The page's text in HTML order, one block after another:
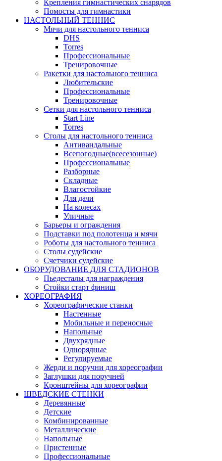
Крепления гимнастических снарядов
Помосты для гимнастики
НАСТОЛЬНЫЙ ТЕННИС
Мячи для настольного тенниса
DHS
Torres
Профессиональные
Тренировочные
Ракетки для настольного тенниса
Любительские
Профессиональные
Тренировочные
Сетки для настольного тенниса
Start Line
Torres
Столы для настольного тенниса
Антивандальные
Всепогодные(всесезонные)
Профессиональные
Разборные
Складные
Влагостойкие
Для дачи
На колесах
Уличные
Барьеры и ограждения
Подставки под полотенца и мячи
Роботы для настольного тенниса
Столы судейские
Счетчики судейские
ОБОРУДОВАНИЕ ДЛЯ СТАДИОНОВ
Пьедесталы для награждения
Стойки старт финиш
ХОРЕОГРАФИЯ
Хореографические станки
Настенные
Мобильные и переносные
Напольные
Двухрядные
Однорядные
Регулируемые
Жерди и поручни для хореографии
Заглушки для поручней
Кронштейны для хореографии
ШВЕДСКИЕ СТЕНКИ
Деревянные
Детские
Комбинированные
Металлические
Напольные
Пристенные
Профессиональные